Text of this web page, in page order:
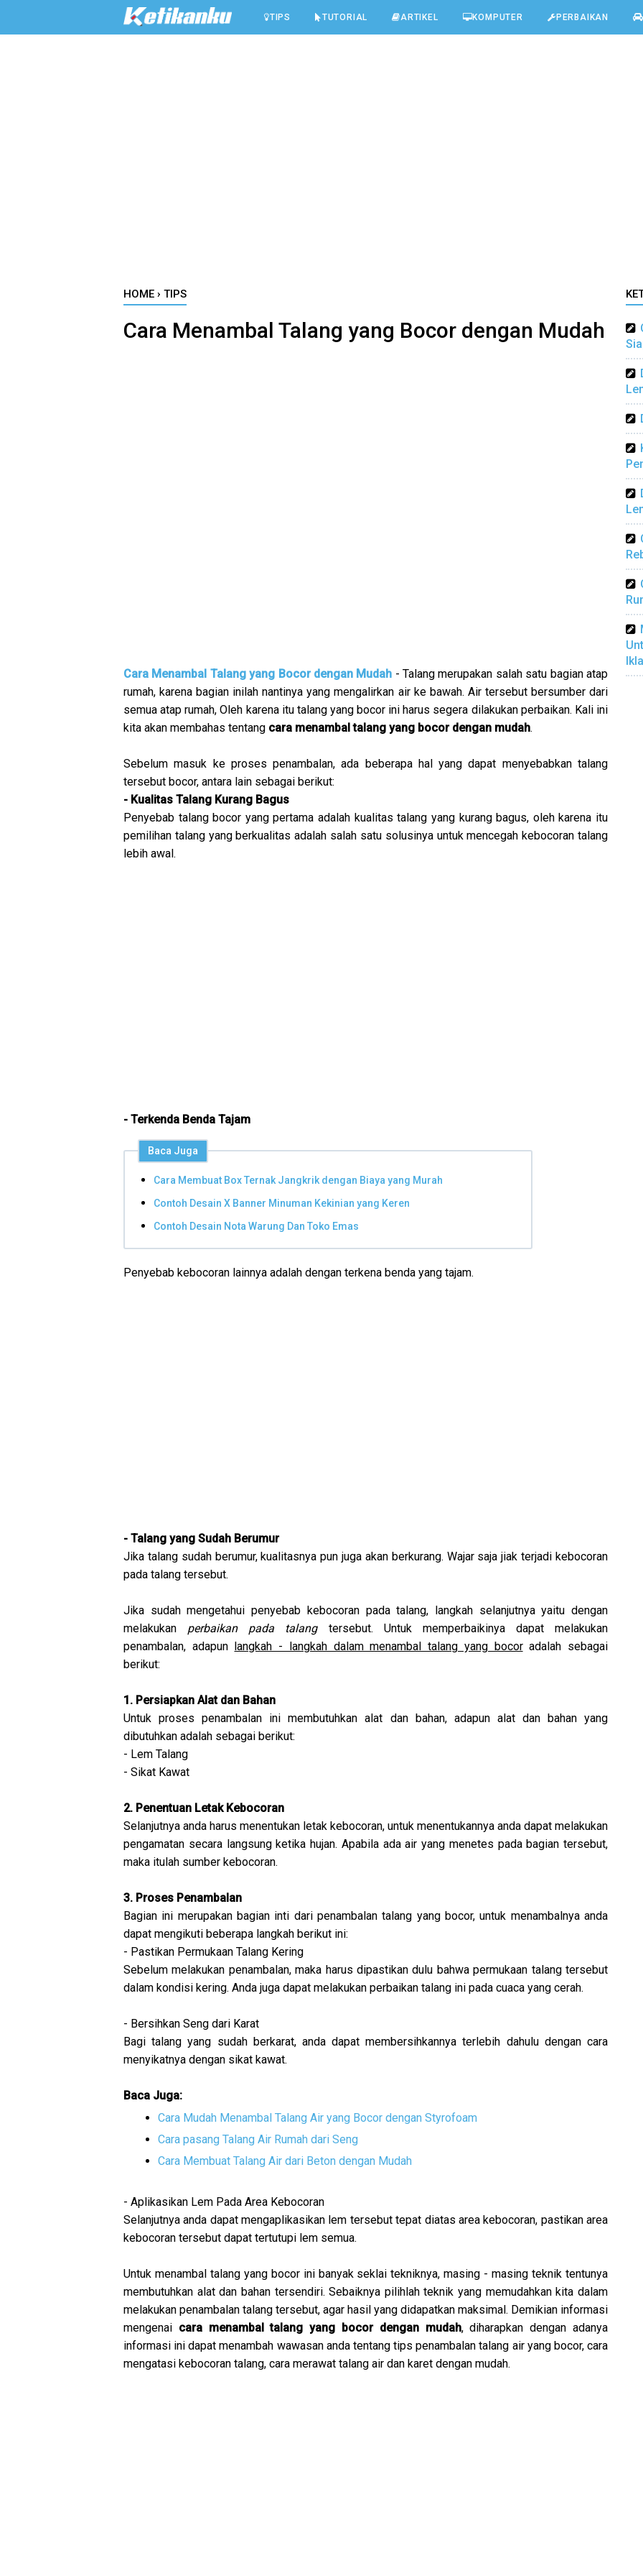
TIPS TUTORIAL ARTIKEL KOMPUTER PERBAIKAN
HOME › TIPS
Cara Menambal Talang yang Bocor dengan Mudah
Cara Menambal Talang yang Bocor dengan Mudah - Talang merupakan salah satu bagian atap
rumah, karena bagian inilah nantinya yang mengalirkan air ke bawah. Air tersebut bersumber dari
semua atap rumah, Oleh karena itu talang yang bocor ini harus segera dilakukan perbaikan. Kali ini
kita akan membahas tentang cara menambal talang yang bocor dengan mudah.
Sebelum masuk ke proses penambalan, ada beberapa hal yang dapat menyebabkan talang
tersebut bocor, antara lain sebagai berikut:
- Kualitas Talang Kurang Bagus
Penyebab talang bocor yang pertama adalah kualitas talang yang kurang bagus, oleh karena itu
pemilihan talang yang berkualitas adalah salah satu solusinya untuk mencegah kebocoran talang
lebih awal.
- Terkenda Benda Tajam
Baca Juga
Cara Membuat Box Ternak Jangkrik dengan Biaya yang Murah
Contoh Desain X Banner Minuman Kekinian yang Keren
Contoh Desain Nota Warung Dan Toko Emas
Penyebab kebocoran lainnya adalah dengan terkena benda yang tajam.
- Talang yang Sudah Berumur
Jika talang sudah berumur, kualitasnya pun juga akan berkurang. Wajar saja jiak terjadi kebocoran
pada talang tersebut.
Jika sudah mengetahui penyebab kebocoran pada talang, langkah selanjutnya yaitu dengan
melakukan perbaikan pada talangtersebut. Untuk memperbaikinya dapat melakukan
penambalan, adapun
langkah - langkah dalam menambal talang yang bocoradalah sebagai
berikut:
1. Persiapkan Alat dan Bahan
Untuk proses penambalan ini membutuhkan alat dan bahan, adapun alat dan bahan yang
dibutuhkan adalah sebagai berikut:
- Lem Talang
- Sikat Kawat
2. Penentuan Letak Kebocoran
Selanjutnya anda harus menentukan letak kebocoran, untuk menentukannya anda dapat melakukan
pengamatan secara langsung ketika hujan. Apabila ada air yang menetes pada bagian tersebut,
maka itulah sumber kebocoran.
3. Proses Penambalan
Bagian ini merupakan bagian inti dari penambalan talang yang bocor, untuk menambalnya anda
dapat mengikuti beberapa langkah berikut ini:
- Pastikan Permukaan Talang Kering
Sebelum melakukan penambalan, maka harus dipastikan dulu bahwa permukaan talang tersebut
dalam kondisi kering. Anda juga dapat melakukan perbaikan talang ini pada cuaca yang cerah.
- Bersihkan Seng dari Karat
Bagi talang yang sudah berkarat, anda dapat membersihkannya terlebih dahulu dengan cara
menyikatnya dengan sikat kawat.
Baca Juga:
Cara Mudah Menambal Talang Air yang Bocor dengan Styrofoam
Cara pasang Talang Air Rumah dari Seng
Cara Membuat Talang Air dari Beton dengan Mudah
- Aplikasikan Lem Pada Area Kebocoran
Selanjutnya anda dapat mengaplikasikan lem tersebut tepat diatas area kebocoran, pastikan area
kebocoran tersebut dapat tertutupi lem semua.
Untuk menambal talang yang bocor ini banyak seklai tekniknya, masing - masing teknik tentunya
membutuhkan alat dan bahan tersendiri. Sebaiknya pilihlah teknik yang memudahkan kita dalam
melakukan penambalan talang tersebut, agar hasil yang didapatkan maksimal. Demikian informasi
mengenai cara menambal talang yang bocor dengan mudah, diharapkan dengan adanya
informasi ini dapat menambah wawasan anda tentang tips penambalan talang air yang bocor, cara
mengatasi kebocoran talang, cara merawat talang air dan karet dengan mudah.